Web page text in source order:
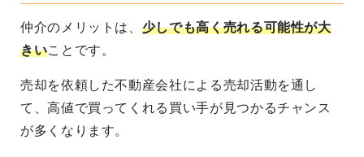
仲介のメリットは、 少しでも高く売れる可能性が大
きいことです。
売却を依頼した不動産会社による売却活動を通し
て、高値で買ってくれる買い手が見つかるチャンス
が多くなります。